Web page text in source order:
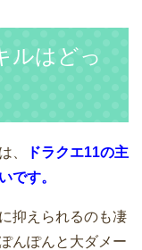
ルはどっ
、
ドラクエ11の主
です。
抑えられるのも凄
んぽんと大ダメー